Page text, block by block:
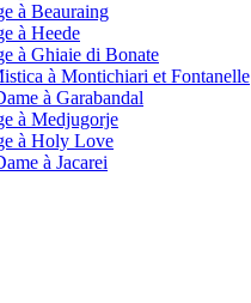
à Beauraing
à Heede
à Ghiaie di Bonate
à Montichiari et Fontanelle
à Garabandal
à Medjugorje
à Holy Love
à Jacarei